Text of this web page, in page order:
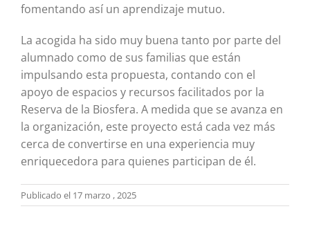
fomentando así un aprendizaje mutuo.
La acogida ha sido muy buena tanto por parte del
alumnado como de sus familias que están
impulsando esta propuesta, contando con el
apoyo de espacios y recursos facilitados por la
Reserva de la Biosfera. A medida que se avanza en
la organización, este proyecto está cada vez más
cerca de convertirse en una experiencia muy
enriquecedora para quienes participan de él.
Publicado el 17 marzo , 2025